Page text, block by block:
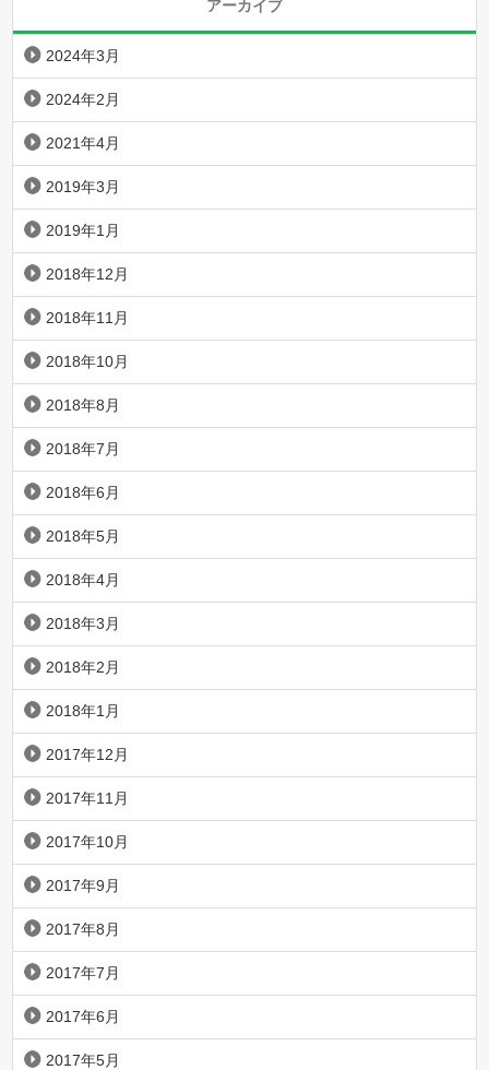
アーカイブ
2024年3月
2024年2月
2021年4月
2019年3月
2019年1月
2018年12月
2018年11月
2018年10月
2018年8月
2018年7月
2018年6月
2018年5月
2018年4月
2018年3月
2018年2月
2018年1月
2017年12月
2017年11月
2017年10月
2017年9月
2017年8月
2017年7月
2017年6月
2017年5月